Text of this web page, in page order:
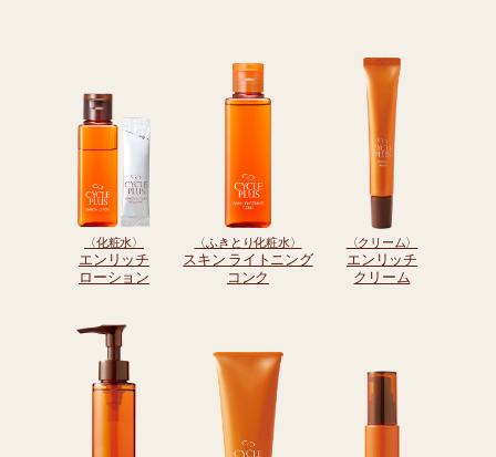
〈化粧水〉
エンリッチ
ローション
〈ふきとり化粧水〉
スキン ライトニング
コンク
〈クリーム〉
エンリッチ
クリーム